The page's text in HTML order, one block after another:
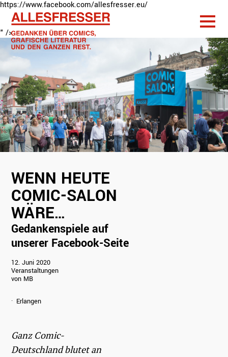
https://www.facebook.com/allesfresser.eu/
" />
WENN HEUTE
COMIC-SALON
WÄRE…
Gedankenspiele auf
unserer Facebook-Seite
Wenn heute
Comic-Salon
wäre…
Gedankenspiele
auf unserer
Facebook-Seite
12. Juni 2020
Veranstaltungen
von MB
Erlangen
Ganz Comic-
Deutschland blutet an